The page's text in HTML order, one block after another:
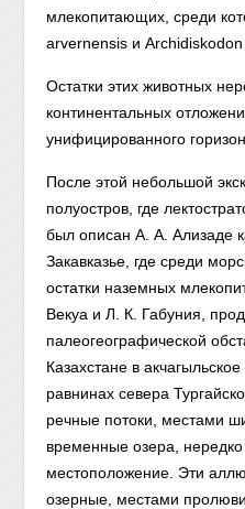
млекопитающих, среди
arvernensis и Archidiskodon
Остатки этих животных
континентальных
унифицированного
После этой небольшой
полуостров, где
был описан А. А. Ализаде
Закавказье, где среди
остатки наземных
Векуа и Л. К. Габуния,
палеогеографической
Казахстане в
равнинах севера
речные потоки, местами
временные озера,
местоположение. Эти
озерные, местами